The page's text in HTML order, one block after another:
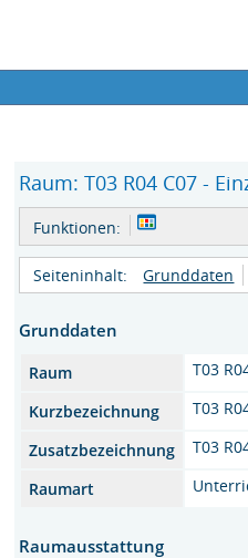
Raum: T03 R04 C07 -
Funktionen:
Seiteninhalt: Grunddaten
Grunddaten
Raum T03
Kurzbezeichnung
T03
Zusatzbezeichnung
T03
Raumart
Raumausstattung